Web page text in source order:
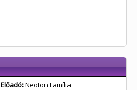
Előadó:Neoton Família